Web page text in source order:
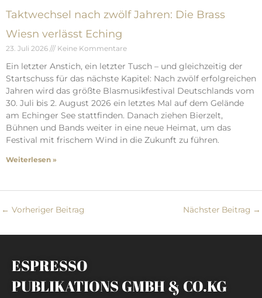
Taktwechsel nach zwölf Jahren: Die Brass
Wiesn verlässt Eching
23. Juli 2026 Keine Kommentare
Ein letzter Anstich, ein letzter Tusch – und gleichzeitig der
Startschuss für das nächste Kapitel: Nach zwölf erfolgreichen
Jahren wird das größte Blasmusikfestival Deutschlands vom
30. Juli bis 2. August 2026 ein letztes Mal auf dem Gelände
am Echinger See stattfinden. Danach ziehen Bierzelt,
Bühnen und Bands weiter in eine neue Heimat, um das
Festival mit frischem Wind in die Zukunft zu führen.
Weiterlesen »
← Vorheriger Beitrag Nächster Beitrag →
ESPRESSO
PUBLIKATIONS GMBH & CO.KG